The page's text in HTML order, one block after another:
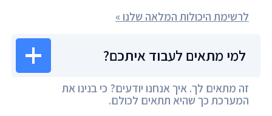
לרשימת היכולות המלאה שלנו »
למי מתאים לעבוד איתכם?
זה מתאים לך. איך אנחנו יודעים? כי בנינו את
המערכת כך שהיא תתאים לכולם.